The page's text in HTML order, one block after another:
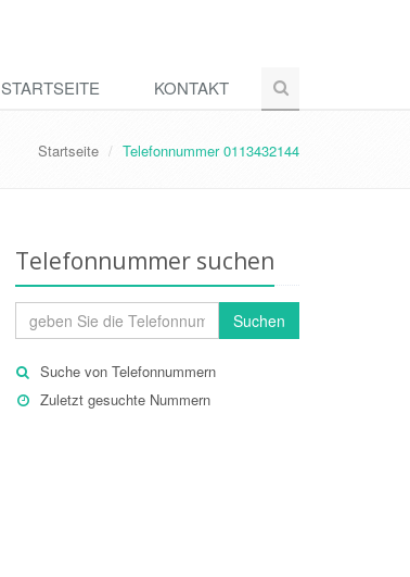
STARTSEITE KONTAKT
Startseite Telefonnummer 0113432144
Telefonnummer suchen
Suchen
Suche von Telefonnummern
Zuletzt gesuchte Nummern